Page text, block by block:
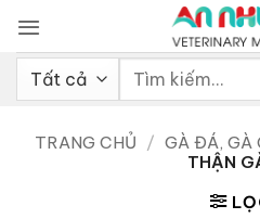
qua
nội
dung
Tìm
TRANG CHỦ / GÀ ĐÁ, GÀ
THẬN